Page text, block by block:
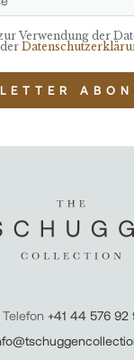
Verwendung der
der
Telefon +41 44 576 92